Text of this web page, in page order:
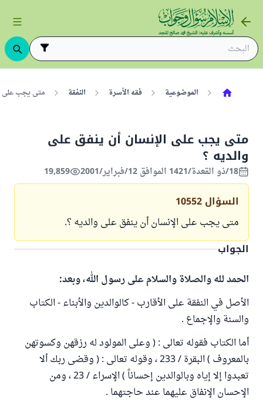
الموضوعية فقه الأسرة النفقة متى يجب على
متى يجب على الإنسان أن ينفق على
والديه ؟
18/ذو القعدة/1421 الموافق 12/فبراير/2001 19,859
السؤال 10552
متى يجب على الإنسان أن ينفق على والديه ؟.
الجواب
الحمد لله والصلاة والسلام على رسول الله، وبعد:
الأصل في النفقة على الأقارب - كالوالدين والأبناء - الكتاب
والسنة والإجماع .
أما الكتاب فقوله تعالى : ( وعلى المولود له رزقهن وكسوتهن
بالمعروف ) البقرة / 233 ، وقوله تعالى : ( وقضى ربك ألا
تعبدوا إلا إياه وبالوالدين إحساناً ) الإسراء / 23 ، ومن
الإحسان الإنفاق عليهما عند حاجتهما .